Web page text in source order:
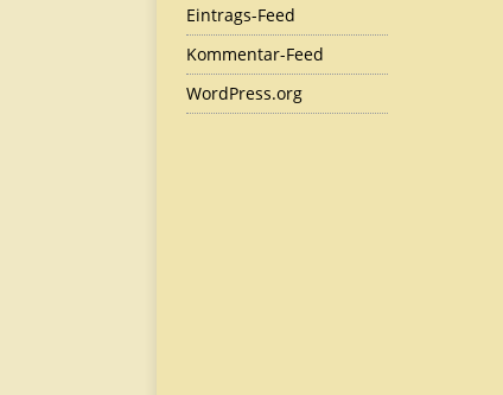
Eintrags-Feed
Kommentar-Feed
WordPress.org